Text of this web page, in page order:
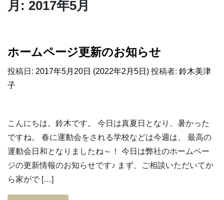
月: 2017年5月
ホームページ更新のお知らせ
投稿日: 2017年5月20日 (2022年2月5日) 投稿者: 鈴木美津
子
こんにちは。鈴木です。 今日は真夏日となり、暑かった
ですね。 春に運動会をされる学校などは今週は、 最高の
運動会日和となりましたね～！ 今日は弊社のホームペー
ジの更新情報のお知らせです♪ まず、ご相談いただいてか
ら家がで […]